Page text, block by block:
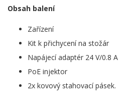
Obsah balení
Zařízení
Kit k přichycení na stožár
Napájecí adaptér 24 V/0.8 A
PoE injektor
2x kovový stahovací pásek.